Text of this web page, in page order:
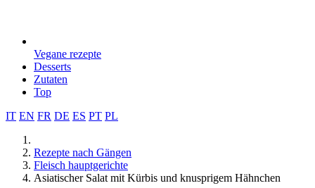
Vegane rezepte
Desserts
Zutaten
Top
IT EN FR DE ES PT PL
Rezepte nach Gängen
Fleisch hauptgerichte
Asiatischer Salat mit Kürbis und knusprigem Hähnchen